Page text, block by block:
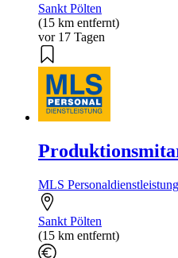
Sankt Pölten
(15 km entfernt)
vor 17 Tagen
MLS
Sankt Pölten
(15 km entfernt)